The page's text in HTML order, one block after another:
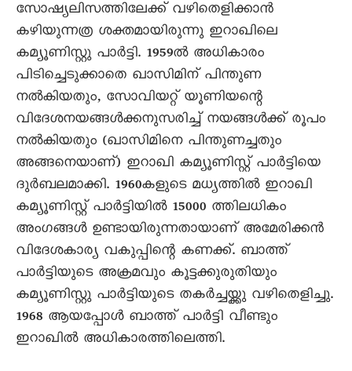
സോഷ്യലിസത്തിലേക്ക് വഴിതെളിക്കാൻ
കഴിയുന്നത്ര ശക്തമായിരുന്നു ഇറാഖിലെ
കമ്യൂണിസ്റ്റു പാർട്ടി. 1959ൽ അധികാരം
പിടിച്ചെടുക്കാതെ ഖാസിമിന് പിന്തുണ
നൽകിയതും, സോവിയറ്റ് യൂണിയന്റെ
വിദേശനയങ്ങൾക്കനുസരിച്ച് നയങ്ങൾക്ക് രൂപം
നൽകിയതും (ഖാസിമിനെ പിന്തുണച്ചതും
അങ്ങനെയാണ്) ഇറാഖി കമ്യൂണിസ്റ്റ് പാർട്ടിയെ
ദുർബലമാക്കി. 1960കളുടെ മധ്യത്തിൽ ഇറാഖി
കമ്യൂണിസ്റ്റ് പാർട്ടിയിൽ 15000 ത്തിലധികം
അംഗങ്ങൾ ഉണ്ടായിരുന്നതായാണ് അമേരിക്കൻ
വിദേശകാര്യ വകുപ്പിന്റെ കണക്ക്. ബാത്ത്
പാർട്ടിയുടെ അക്രമവും കൂട്ടക്കുരുതിയും
കമ്യൂണിസ്റ്റു പാർട്ടിയുടെ തകർച്ചയ്ക്കു വഴിതെളിച്ചു.
1968 ആയപ്പോൾ ബാത്ത് പാർട്ടി വീണ്ടും
ഇറാഖിൽ അധികാരത്തിലെത്തി.